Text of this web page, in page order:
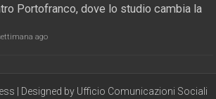
Portofranco, dove lo studio cambia la
ago
| Designed by Ufficio Comunicazioni Sociali